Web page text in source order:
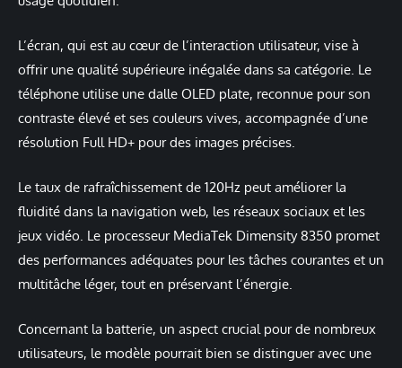
L’écran, qui est au cœur de l’interaction utilisateur, vise à
offrir une qualité supérieure inégalée dans sa catégorie. Le
téléphone utilise une dalle OLED plate, reconnue pour son
contraste élevé et ses couleurs vives, accompagnée d’une
résolution Full HD+ pour des images précises.
Le taux de rafraîchissement de 120Hz peut améliorer la
fluidité dans la navigation web, les réseaux sociaux et les
jeux vidéo. Le processeur MediaTek Dimensity 8350 promet
des performances adéquates pour les tâches courantes et un
multitâche léger, tout en préservant l’énergie.
Concernant la batterie, un aspect crucial pour de nombreux
utilisateurs, le modèle pourrait bien se distinguer avec une